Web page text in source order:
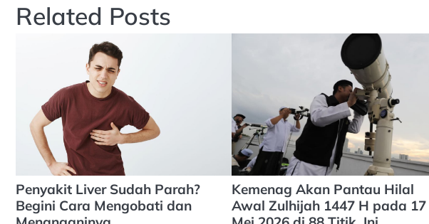
Related Posts
Penyakit Liver Sudah Parah?
Begini Cara Mengobati dan
Kemenag Akan Pantau Hilal
Awal Zulhijah 1447 H pada 17